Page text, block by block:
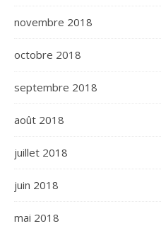
novembre 2018
octobre 2018
septembre 2018
août 2018
juillet 2018
juin 2018
mai 2018